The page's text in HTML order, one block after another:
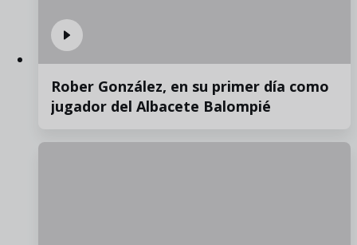
Rober González, en su primer día como
jugador del Albacete Balompié